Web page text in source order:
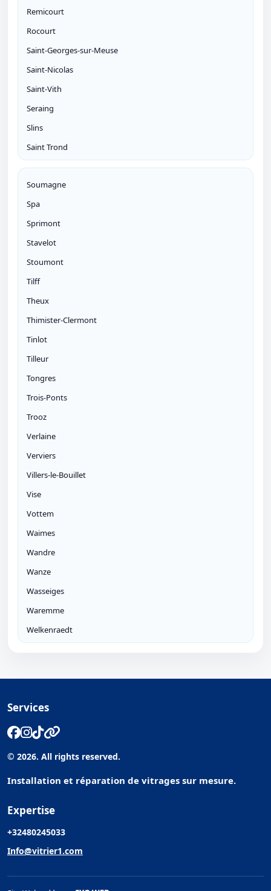
Remicourt
Rocourt
Saint-Georges-sur-Meuse
Saint-Nicolas
Saint-Vith
Seraing
Slins
Saint Trond
Soumagne
Spa
Sprimont
Stavelot
Stoumont
Tilff
Theux
Thimister-Clermont
Tinlot
Tilleur
Tongres
Trois-Ponts
Trooz
Verlaine
Verviers
Villers-le-Bouillet
Vise
Vottem
Waimes
Wandre
Wanze
Wasseiges
Waremme
Welkenraedt
Services
© 2026. All rights reserved.
Installation et réparation de vitrages sur mesure.
Expertise
+32480245033
Info@vitrier1.com